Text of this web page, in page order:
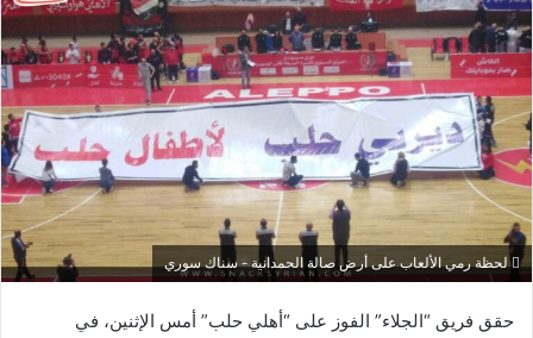
لحظة رمي الألعاب على أرض صالة الحمدانية - سناك سوري
حقق فريق “الجلاء” الفوز على “أهلي حلب” أمس الإثنين، في